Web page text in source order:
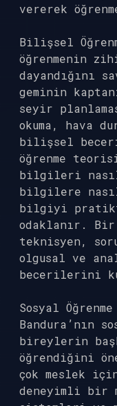
vererek
Bilişsel
öğrenmenin
dayandığını
geminin
seyir
okuma, hava
bilişsel
öğrenme
bilgileri
bilgilere
bilgiyi
odaklanır.
teknisyen,
olgusal ve
becerilerini
Sosyal
Bandura’nın
bireylerin
öğrendiğini
çok meslek
deneyimli bir